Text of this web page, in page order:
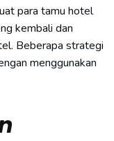
para tamu hotel
kembali dan
Beberapa strategi
menggunakan